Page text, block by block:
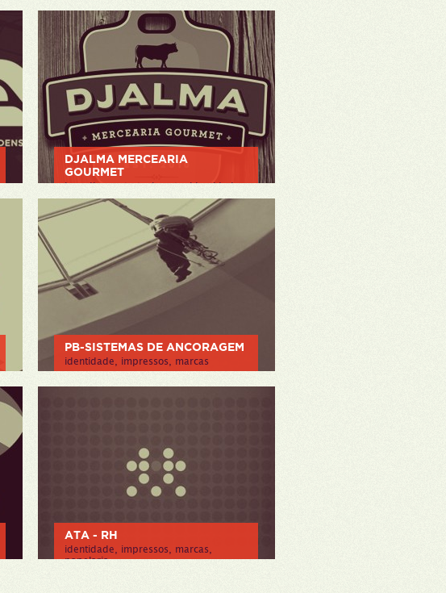
DJALMA MERCEARIA
GOURMET
branding, entretenimento, identidade,
impressos, marcas
> VER PROJETO
PB-SISTEMAS DE ANCORAGEM
identidade, impressos, marcas
ATA - RH
identidade, impressos, marcas,
papelaria